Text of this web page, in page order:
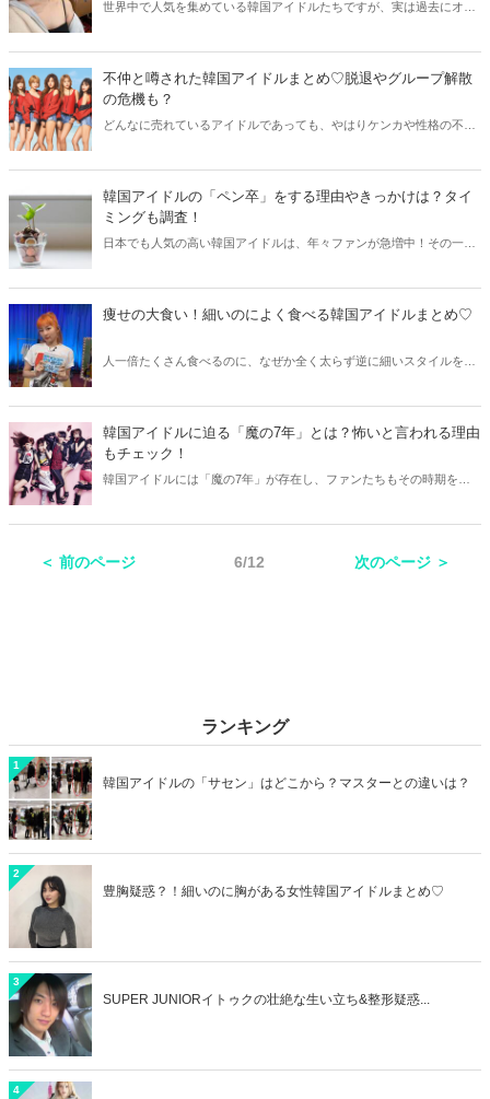
世界中で人気を集めている韓国アイドルたちですが、実は過去にオー
ご紹介しましょう♫
不仲と噂された韓国アイドルまとめ♡脱退やグループ解散
の危機も？
どんなに売れているアイドルであっても、やはりケンカや性格の不一
ょう♫
韓国アイドルの「ペン卒」をする理由やきっかけは？タイ
ミングも調査！
日本でも人気の高い韓国アイドルは、年々ファンが急増中！その一方
介します！
痩せの大食い！細いのによく食べる韓国アイドルまとめ♡
人一倍たくさん食べるのに、なぜか全く太らず逆に細いスタイルをキ
紹介しましょう♡
韓国アイドルに迫る「魔の7年」とは？怖いと言われる理由
もチェック！
韓国アイドルには「魔の7年」が存在し、ファンたちもその時期を恐
＜ 前のページ 6/12 次のページ ＞
ランキング
1
韓国アイドルの「サセン」はどこから？マスターとの違いは？
2
豊胸疑惑？！細いのに胸がある女性韓国アイドルまとめ♡
3
SUPER JUNIORイトゥクの壮絶な生い立ち&整形疑惑...
4